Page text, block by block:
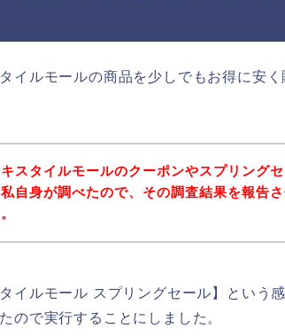
イルモールの商品を少しでもお得に安く
スタイルモールのクーポンやスプリング
自身が調べたので、その調査結果を報告
イルモール スプリングセール】という
ので実行することにしました。